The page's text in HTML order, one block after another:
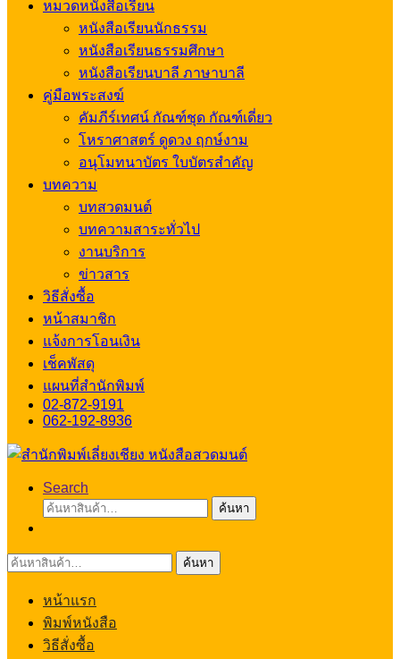
หมวดหนังสือเรียน
หนังสือเรียนนักธรรม
หนังสือเรียนธรรมศึกษา
หนังสือเรียนบาลี ภาษาบาลี
คู่มือพระสงฆ์
คัมภีร์เทศน์ กัณฑ์ชุด กัณฑ์เดี่ยว
โหราศาสตร์ ดูดวง ฤกษ์งาม
อนุโมทนาบัตร ใบบัตรสำคัญ
บทความ
บทสวดมนต์
บทความสาระทั่วไป
งานบริการ
ข่าวสาร
วิธีสั่งซื้อ
หน้าสมาชิก
แจ้งการโอนเงิน
เช็คพัสดุ
แผนที่สำนักพิมพ์
02-872-9191
062-192-8936
Search
ค้นหา:
ค้นหา
ค้นหา: ค้นหา
หน้าแรก
พิมพ์หนังสือ
วิธีสั่งซื้อ